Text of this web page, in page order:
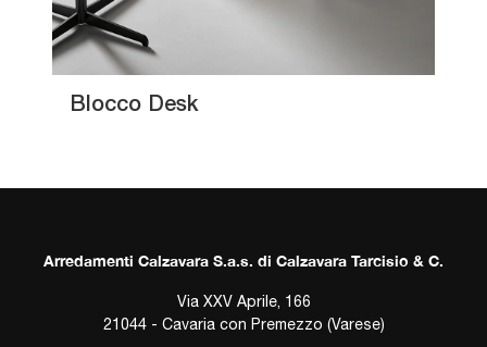
Blocco Desk
Arredamenti Calzavara S.a.s. di Calzavara Tarcisio & C.
Via XXV Aprile, 166
21044 - Cavaria con Premezzo (Varese)